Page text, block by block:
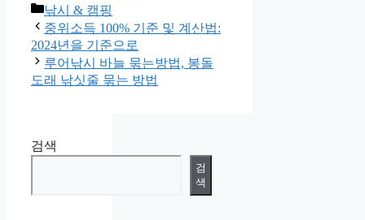
카
테
고
리
낚시 & 캠핑
중위소득 100% 기준 및 계산법:
2024년을 기준으로
루어낚시 바늘 묶는방법, 봉돌
도래 낚싯줄 묶는 방법
검색
검
색